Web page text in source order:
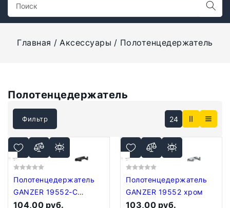
Главная Аксессуары Полотенцедержатель
Полотенцедержатель
Фильтр 24
Полотенцедержатель
GANZER 19552-С
черный
104,00 руб.
Полотенцедержатель
GANZER 19552 хром
103,00 руб.